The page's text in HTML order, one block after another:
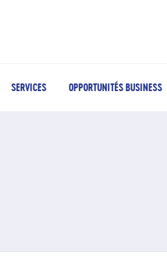
SERVICES OPPORTUNITÉS BUSINESS